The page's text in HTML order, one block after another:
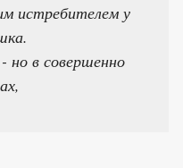
истребителем у
но в совершенно